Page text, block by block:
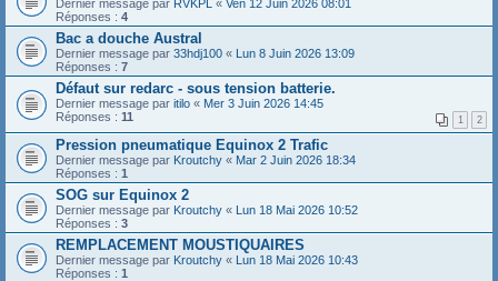
Dernier message par RVKPL « Ven 12 Juin 2026 08:01
Réponses : 4
Bac a douche Austral
Dernier message par 33hdj100 « Lun 8 Juin 2026 13:09
Réponses : 7
Défaut sur redarc - sous tension batterie.
Dernier message par itilo « Mer 3 Juin 2026 14:45
Réponses : 11 1 2
Pression pneumatique Equinox 2 Trafic
Dernier message par Kroutchy « Mar 2 Juin 2026 18:34
Réponses : 1
SOG sur Equinox 2
Dernier message par Kroutchy « Lun 18 Mai 2026 10:52
Réponses : 3
REMPLACEMENT MOUSTIQUAIRES
Dernier message par Kroutchy « Lun 18 Mai 2026 10:43
Réponses : 1